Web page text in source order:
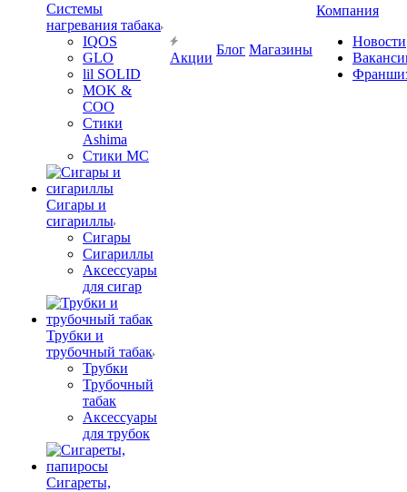
Системы
нагревания табака
IQOS
GLO
lil SOLID
MOK &
COO
Стики
Ashima
Стики MC
Сигары и
сигариллы
Сигары
Сигариллы
Аксессуары
для сигар
Трубки и
трубочный табак
Трубки
Трубочный
табак
Аксессуары
для трубок
Сигареты,
Акции
Блог Магазины
Компания
Новости